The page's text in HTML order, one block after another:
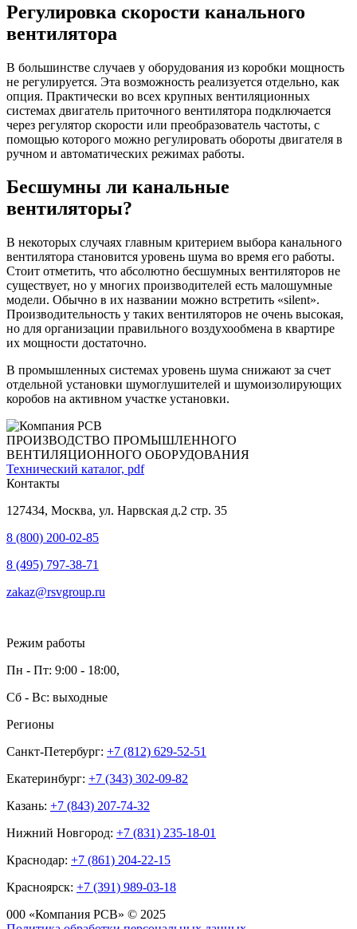
Регулировка скорости канального
вентилятора
В большинстве случаев у оборудования из коробки мощность
не регулируется. Эта возможность реализуется отдельно, как
опция. Практически во всех крупных вентиляционных
системах двигатель приточного вентилятора подключается
через регулятор скорости или преобразователь частоты, с
помощью которого можно регулировать обороты двигателя в
ручном и автоматических режимах работы.
Бесшумны ли канальные
вентиляторы?
В некоторых случаях главным критерием выбора канального
вентилятора становится уровень шума во время его работы.
Стоит отметить, что абсолютно бесшумных вентиляторов не
существует, но у многих производителей есть малошумные
модели. Обычно в их названии можно встретить «silent».
Производительность у таких вентиляторов не очень высокая,
но для организации правильного воздухообмена в квартире
их мощности достаточно.
В промышленных системах уровень шума снижают за счет
отдельной установки шумоглушителей и шумоизолирующих
коробов на активном участке установки.
ПРОИЗВОДСТВО ПРОМЫШЛЕННОГО
ВЕНТИЛЯЦИОННОГО ОБОРУДОВАНИЯ
Технический каталог, pdf
Контакты
127434, Москва, ул. Нарвская д.2 стр. 35
8 (800) 200-02-85
8 (495) 797-38-71
zakaz@rsvgroup.ru
Режим работы
Пн - Пт: 9:00 - 18:00,
Сб - Вс: выходные
Регионы
Санкт-Петербург: +7 (812) 629-52-51
Екатеринбург: +7 (343) 302-09-82
Казань: +7 (843) 207-74-32
Нижний Новгород: +7 (831) 235-18-01
Краснодар: +7 (861) 204-22-15
Красноярск: +7 (391) 989-03-18
000 «Компания РСВ» © 2025